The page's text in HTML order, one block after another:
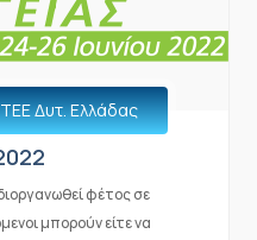
Δυτ. Ελλάδας
φέτος σε
μπορούν είτε να